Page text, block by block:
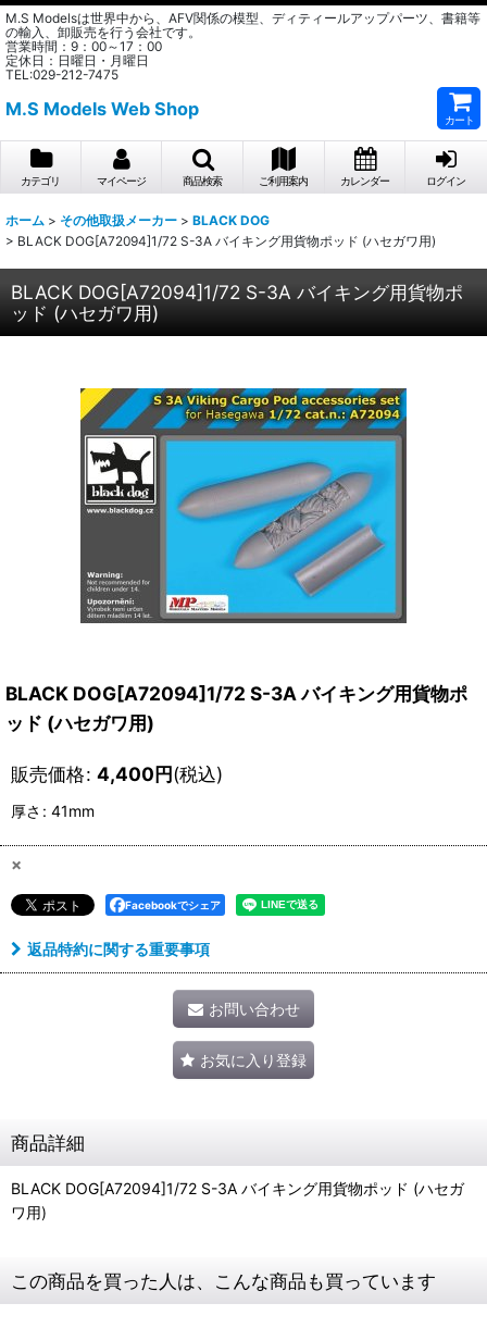
M.S Modelsは世界中から、AFV関係の模型、ディティールアップパーツ、書籍等
の輸入、卸販売を行う会社です。
営業時間：9：00～17：00
定休日：日曜日・月曜日
TEL:029-212-7475
M.S Models Web Shop
カート
カテゴリ マイページ 商品検索 ご利用案内 カレンダー ログイン
ホーム > その他取扱メーカー > BLACK DOG
> BLACK DOG[A72094]1/72 S-3A バイキング用貨物ポッド (ハセガワ用)
BLACK DOG[A72094]1/72 S-3A バイキング用貨物ポ
ッド (ハセガワ用)
BLACK DOG[A72094]1/72 S-3A バイキング用貨物ポ
ッド (ハセガワ用)
販売価格: 4,400円(税込)
厚さ : 41mm
×
Facebookでシェア
返品特約に関する重要事項
お問い合わせ
お気に入り登録
商品詳細
BLACK DOG[A72094]1/72 S-3A バイキング用貨物ポッド (ハセガ
ワ用)
この商品を買った人は、こんな商品も買っています